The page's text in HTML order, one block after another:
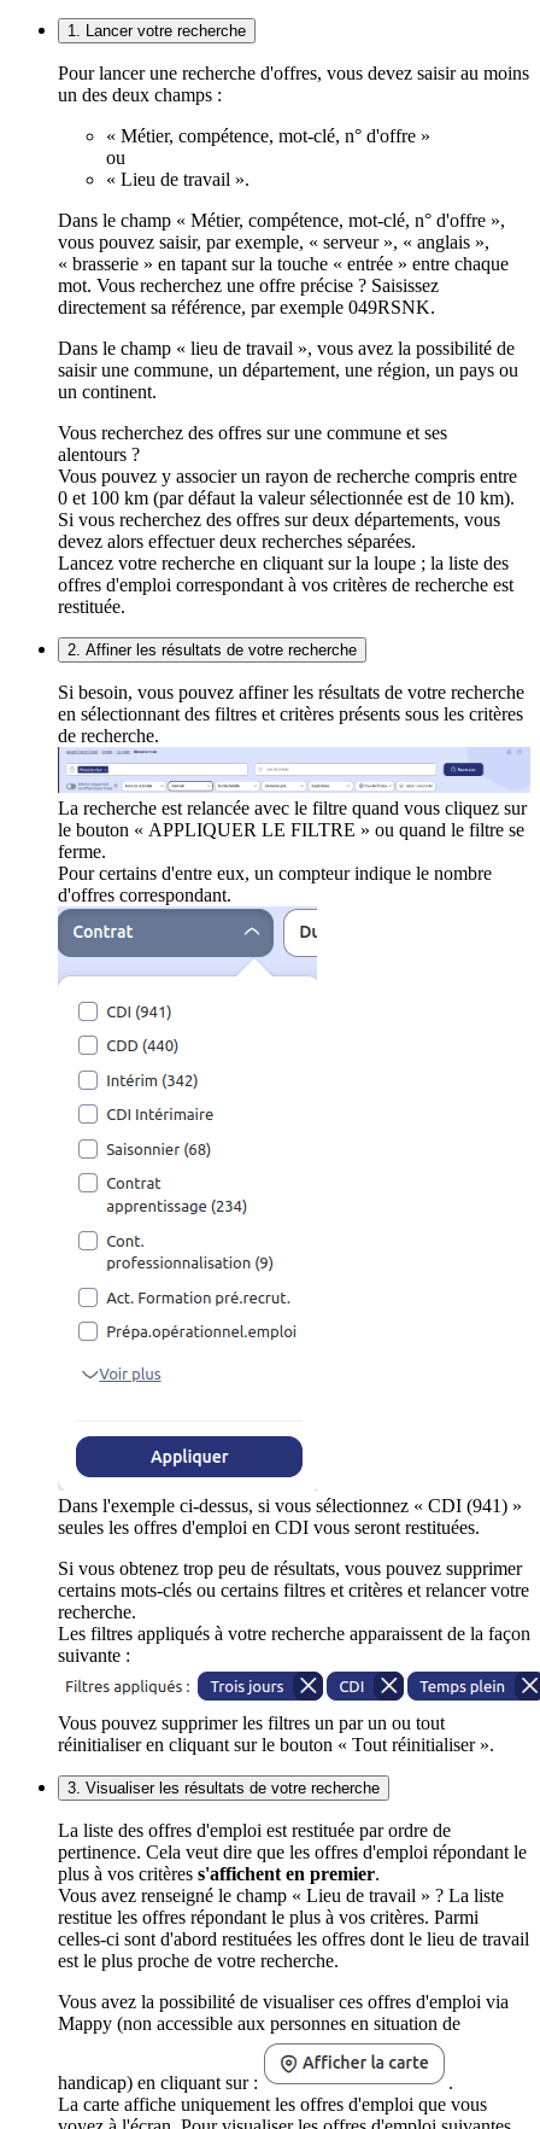
1. Lancer votre recherche
Pour lancer une recherche d'offres, vous devez saisir au moins
un des deux champs :
« Métier, compétence, mot-clé, n° d'offre »
ou
« Lieu de travail ».
Dans le champ « Métier, compétence, mot-clé, n° d'offre »,
vous pouvez saisir, par exemple, « serveur », « anglais »,
« brasserie » en tapant sur la touche « entrée » entre chaque
mot. Vous recherchez une offre précise ? Saisissez
directement sa référence, par exemple 049RSNK.
Dans le champ « lieu de travail », vous avez la possibilité de
saisir une commune, un département, une région, un pays ou
un continent.
Vous recherchez des offres sur une commune et ses
alentours ?
Vous pouvez y associer un rayon de recherche compris entre
0 et 100 km (par défaut la valeur sélectionnée est de 10 km).
Si vous recherchez des offres sur deux départements, vous
devez alors effectuer deux recherches séparées.
Lancez votre recherche en cliquant sur la loupe ; la liste des
offres d'emploi correspondant à vos critères de recherche est
restituée.
2. Affiner les résultats de votre recherche
Si besoin, vous pouvez affiner les résultats de votre recherche
en sélectionnant des filtres et critères présents sous les critères
de recherche.
La recherche est relancée avec le filtre quand vous cliquez sur
le bouton « APPLIQUER LE FILTRE » ou quand le filtre se
ferme.
Pour certains d'entre eux, un compteur indique le nombre
d'offres correspondant.
Dans l'exemple ci-dessus, si vous sélectionnez « CDI (941) »
seules les offres d'emploi en CDI vous seront restituées.
Si vous obtenez trop peu de résultats, vous pouvez supprimer
certains mots-clés ou certains filtres et critères et relancer votre
recherche.
Les filtres appliqués à votre recherche apparaissent de la façon
suivante :
Vous pouvez supprimer les filtres un par un ou tout
réinitialiser en cliquant sur le bouton « Tout réinitialiser ».
3. Visualiser les résultats de votre recherche
La liste des offres d'emploi est restituée par ordre de
pertinence. Cela veut dire que les offres d'emploi répondant le
plus à vos critères s'affichent en premier.
Vous avez renseigné le champ « Lieu de travail » ? La liste
restitue les offres répondant le plus à vos critères. Parmi
celles-ci sont d'abord restituées les offres dont le lieu de travail
est le plus proche de votre recherche.
Vous avez la possibilité de visualiser ces offres d'emploi via
Mappy (non accessible aux personnes en situation de
handicap) en cliquant sur :
.
La carte affiche uniquement les offres d'emploi que vous